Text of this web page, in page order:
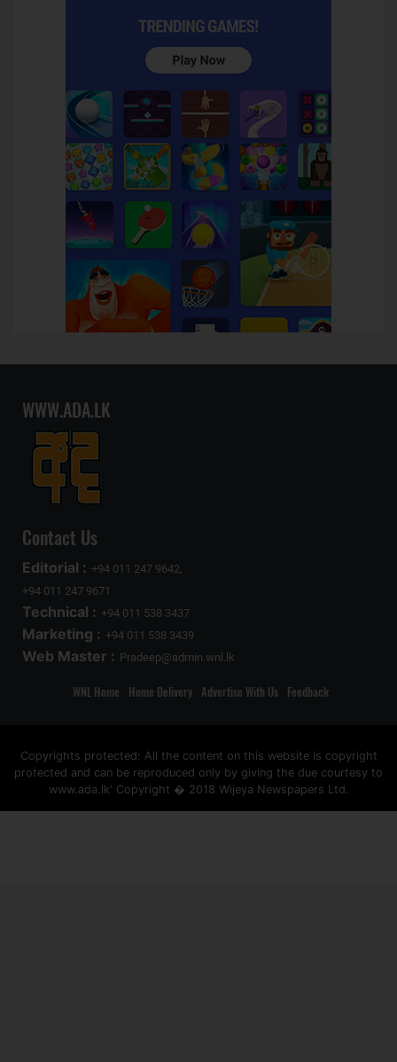
WWW.ADA.LK
Contact Us
Editorial : +94 011 247 9642,
+94 011 247 9671
Technical : +94 011 538 3437
Marketing : +94 011 538 3439
Web Master : Pradeep@admin.wnl.lk
WNL Home Home Delivery Advertise With Us Feedback
Copyrights protected: All the content on this website is copyright
protected and can be reproduced only by giving the due courtesy to
www.ada.lk' Copyright � 2018 Wijeya Newspapers Ltd.